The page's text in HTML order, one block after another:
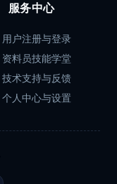
服务中心
用户注册与登录
资料员技能学堂
技术支持与反馈
个人中心与设置